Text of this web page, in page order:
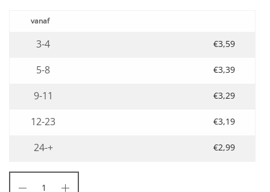
3-4 €3,59
5-8 €3,39
9-11 €3,29
12-23 €3,19
24-+ €2,99